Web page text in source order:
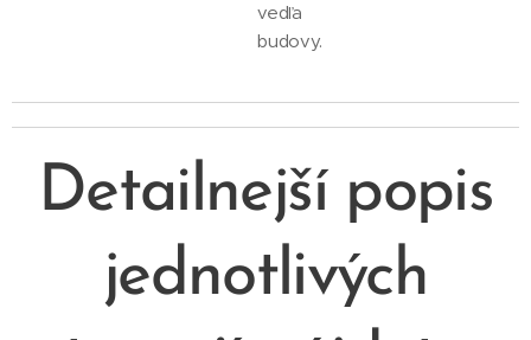
vedľa
budovy.
Detailnejší popis
jednotlivých